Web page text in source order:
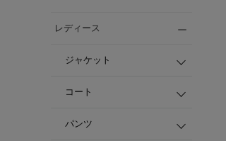
レディース
ジャケット
コート
パンツ